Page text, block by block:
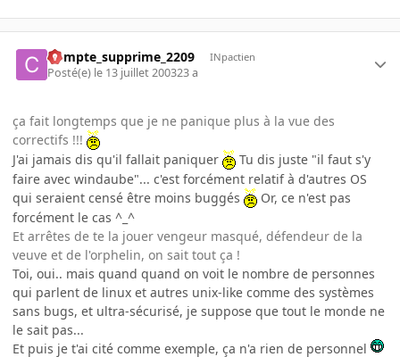
Compte_supprime_2209 INpactien
Posté(e) le 13 juillet 200323 a
ça fait longtemps que je ne panique plus à la vue des
correctifs !!!
J'ai jamais dis qu'il fallait paniquer
Tu dis juste "il faut s'y
faire avec windaube"... c'est forcément relatif à d'autres OS
qui seraient censé être moins buggés
Or, ce n'est pas
forcément le cas ^_^
Et arrêtes de te la jouer vengeur masqué, défendeur de la
veuve et de l'orphelin, on sait tout ça !
Toi, oui.. mais quand quand on voit le nombre de personnes
qui parlent de linux et autres unix-like comme des systèmes
sans bugs, et ultra-sécurisé, je suppose que tout le monde ne
le sait pas...
Et puis je t'ai cité comme exemple, ça n'a rien de personnel